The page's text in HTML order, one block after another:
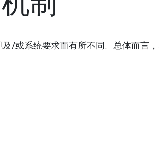
/或系统要求而有所不同。总体而言